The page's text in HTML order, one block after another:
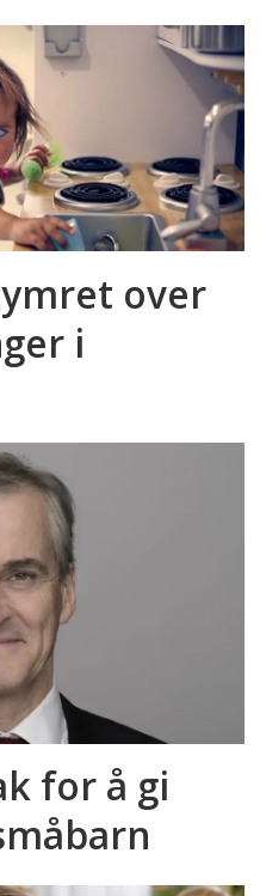
over
i
for å gi